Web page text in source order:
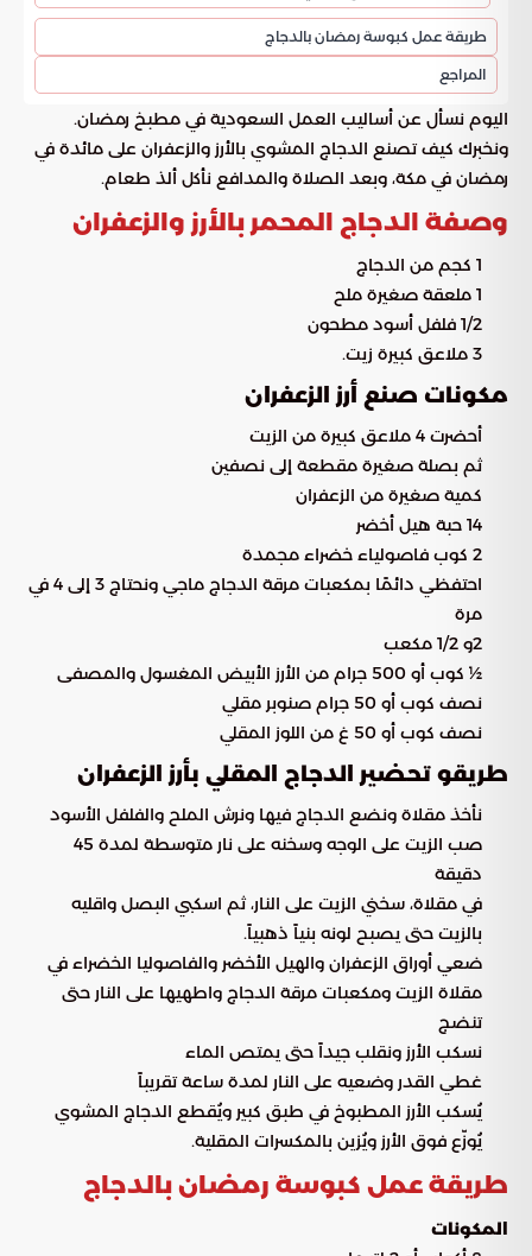
طريقة عمل كبوسة رمضان بالدجاج
المراجع
اليوم نسأل عن أساليب العمل السعودية في مطبخ رمضان.
ونخبرك كيف تصنع الدجاج المشوي بالأرز والزعفران على مائدة في
رمضان في مكة، وبعد الصلاة والمدافع نأكل ألذ طعام.
وصفة الدجاج المحمر بالأرز والزعفران
1 كجم من الدجاج
1 ملعقة صغيرة ملح
1/2 فلفل أسود مطحون
3 ملاعق كبيرة زيت.
مكونات صنع أرز الزعفران
أحضرت 4 ملاعق كبيرة من الزيت
ثم بصلة صغيرة مقطعة إلى نصفين
كمية صغيرة من الزعفران
14 حبة هيل أخضر
2 كوب فاصولياء خضراء مجمدة
احتفظي دائمًا بمكعبات مرقة الدجاج ماجي ونحتاج 3 إلى 4 في
مرة
2و 1/2 مكعب
½ كوب أو 500 جرام من الأرز الأبيض المغسول والمصفى
نصف كوب أو 50 جرام صنوبر مقلي
نصف كوب أو 50 غ من اللوز المقلي
طريقو تحضير الدجاج المقلي بأرز الزعفران
نأخذ مقلاة ونضع الدجاج فيها ونرش الملح والفلفل الأسود
صب الزيت على الوجه وسخنه على نار متوسطة لمدة 45
دقيقة
في مقلاة، سخني الزيت على النار، ثم اسكبي البصل واقليه
بالزيت حتى يصبح لونه بنياً ذهبياً.
ضعي أوراق الزعفران والهيل الأخضر والفاصوليا الخضراء في
مقلاة الزيت ومكعبات مرقة الدجاج واطهيها على النار حتى
تنضج
نسكب الأرز ونقلب جيداً حتى يمتص الماء
غطي القدر وضعيه على النار لمدة ساعة تقريباً
يُسكب الأرز المطبوخ في طبق كبير ويُقطع الدجاج المشوي
يُوزّع فوق الأرز ويُزين بالمكسرات المقلية.
طريقة عمل كبوسة رمضان بالدجاج
المكونات